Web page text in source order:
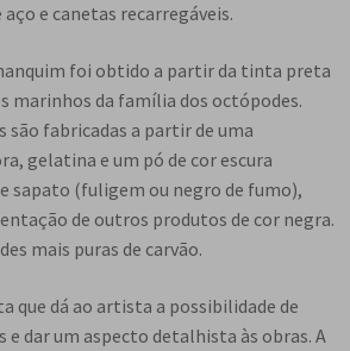
e canetas recarregáveis.
foi obtido a partir da tinta preta
marinhos da família dos octópodes.
fabricadas a partir de uma
gelatina e um pó de cor escura
sapato (fuligem ou negro de fumo),
de outros produtos de cor negra.
mais puras de carvão.
que dá ao artista a possibilidade de
dar um aspecto detalhista às obras. A